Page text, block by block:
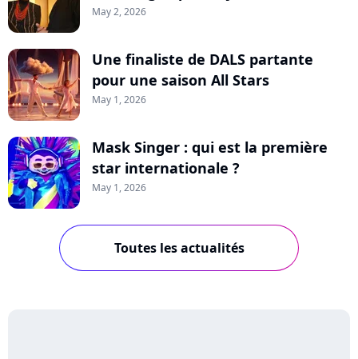
May 2, 2026
Une finaliste de DALS partante
pour une saison All Stars
May 1, 2026
Mask Singer : qui est la première
star internationale ?
May 1, 2026
Toutes les actualités